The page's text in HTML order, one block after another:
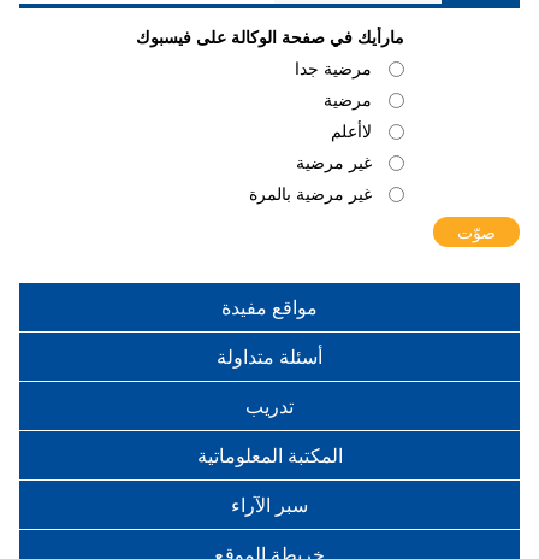
مارأيك في صفحة الوكالة على فيسبوك
‏الخيارات‏مرضية جدا ‏
‏مرضية ‏
‏لاأعلم ‏
‏غير مرضية ‏
‏غير مرضية بالمرة ‏
مواقع مفيدة
أسئلة متداولة
تدريب
المكتبة المعلوماتية
سبر الآراء